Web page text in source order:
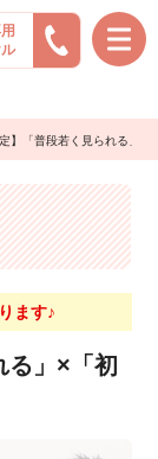
定】「普段若く見られる」×
ます♪
る」×「初